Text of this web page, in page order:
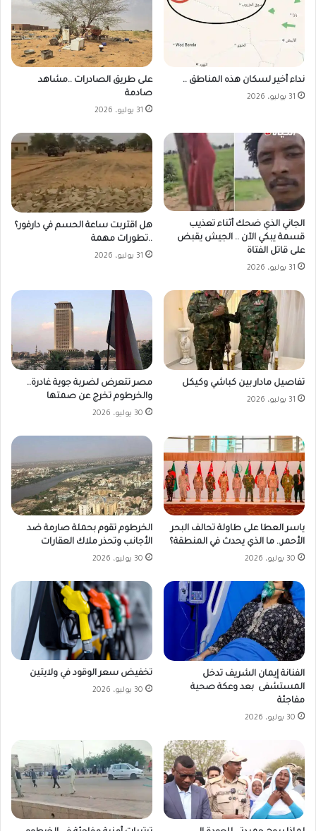
نداء أخير لسكان هذه المناطق ..
31 يوليو، 2026
على طريق الصادرات ..مشاهد
صادمة
31 يوليو، 2026
الجاني الذي ضحك أثناء تعذيب
قسمة يبكي الآن .. الجيش يقبض
على قاتل الفتاة
31 يوليو، 2026
هل اقتربت ساعة الحسم في دارفور؟
..تطورات مهمة
31 يوليو، 2026
تفاصيل مادار بين كباشي وكيكل
31 يوليو، 2026
مصر تتعرض لضربة جوية غادرة..
والخرطوم تخرج عن صمتها
30 يوليو، 2026
ياسر العطا على طاولة تحالف البحر
الأحمر.. ما الذي يحدث في المنطقة؟
30 يوليو، 2026
الخرطوم تقوم بحملة صارمة ضد
الأجانب وتحذر ملاك العقارات
30 يوليو، 2026
الفنانة إيمان الشريف تدخل
المستشفى بعد وعكة صحية
مفاجئة
30 يوليو، 2026
تخفيض سعر الوقود في ولايتين
30 يوليو، 2026